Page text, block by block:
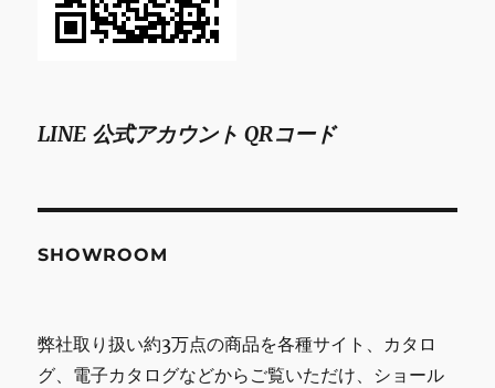
LINE 公式アカウント QRコード
SHOWROOM
弊社取り扱い約3万点の商品を各種サイト、カタロ
グ、電子カタログなどからご覧いただけ、ショール